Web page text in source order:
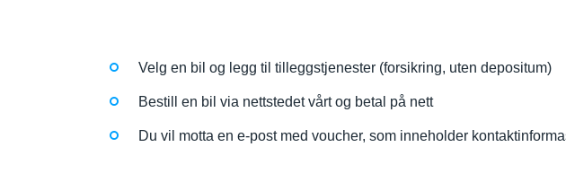
Velg en bil og legg til tilleggstjenester (forsikring, uten depositum)
Bestill en bil via nettstedet vårt og betal på nett
Du vil motta en e-post med voucher, som inneholder